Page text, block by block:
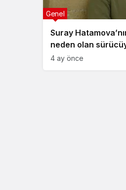
Suray
neden olan
Genel
4 ay önce